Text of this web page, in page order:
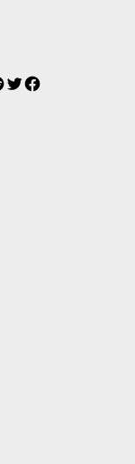
Twitter
Facebook